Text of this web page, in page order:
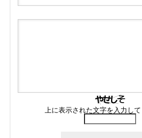
上に表示された文字を入力して